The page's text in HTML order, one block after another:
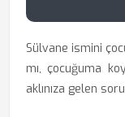
Sülvane ismini
mı, çocuğuma
aklınıza gelen